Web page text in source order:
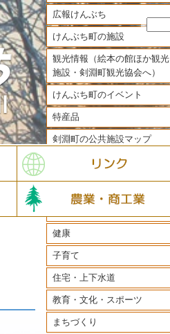
広報けんぶち
けんぶち町の施設
観光情報（絵本の館ほか観光
施設・剣淵町観光協会へ）
けんぶち町のイベント
特産品
剣淵町の公共施設マップ
住民票・戸籍・税金・年金・
国民健康保険・後期高齢者医
健康
子育て
住宅・上下水道
教育・文化・スポーツ
まちづくり